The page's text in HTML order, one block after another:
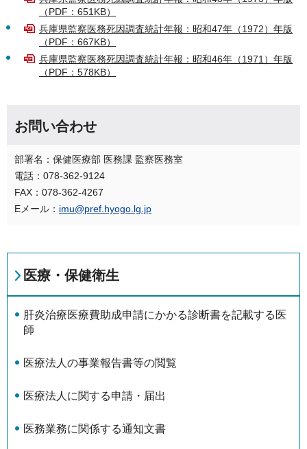
（PDF：651KB）
兵庫県監察医務死因調査統計年報：昭和47年（1972）年版
（PDF：667KB）
兵庫県監察医務死因調査統計年報：昭和46年（1971）年版
（PDF：578KB）
お問い合わせ
部署名：保健医療部 医務課 監察医務室
電話：078-362-9124
FAX：078-362-4267
Eメール： imu@pref.hyogo.lg.jp
医療・保健衛生
肝炎治療医療費助成申請にかかる診断書を記載する医
師
医療法人の事業報告書等の閲覧
医療法人に関する申請・届出
医務業務に関係する通知文書